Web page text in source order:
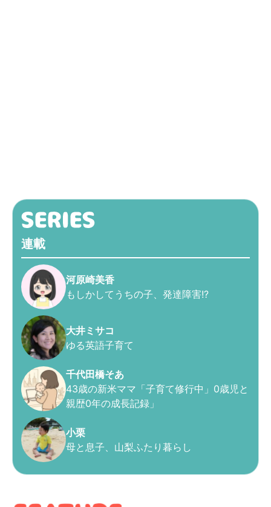
連載
河原崎美香
もしかしてうちの子、発達障害!?
大井ミサコ
ゆる英語子育て
千代田橋そあ
43歳の新米ママ「子育て修行中」0歳児と
親歴0年の成長記録」
小栗
母と息子、山梨ふたり暮らし